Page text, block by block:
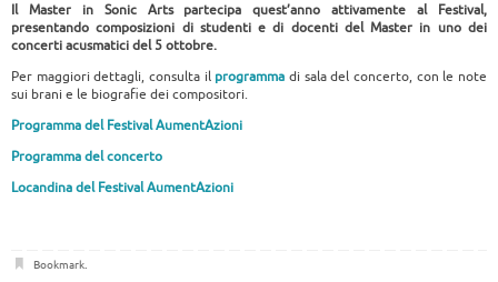
Il Master in Sonic Arts partecipa quest’anno attivamente al Festival,
presentando composizioni di studenti e di docenti del Master in uno dei
concerti acusmatici del 5 ottobre.
Per maggiori dettagli, consulta il programma di sala del concerto, con le note
sui brani e le biografie dei compositori.
Programma del Festival AumentAzioni
Programma del concerto
Locandina del Festival AumentAzioni
Bookmark.